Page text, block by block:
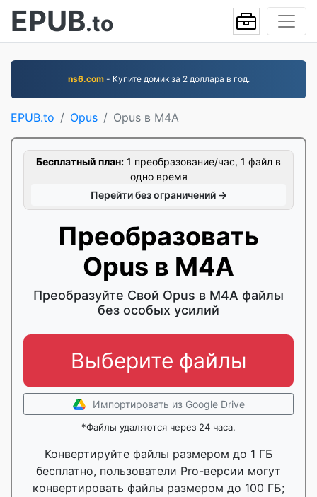
EPUB.to
ns6.com- Купите домик за 2 доллара в год.
EPUB.to Opus Opus в M4A
Бесплатный план: 1 преобразование/час, 1 файл в
одно время
Перейти без ограничений →
Преобразовать
Opus в M4A
Преобразуйте Свой Opus в M4A файлы
без особых усилий
Выберите файлы
Импортировать из Google Drive
*Файлы удаляются через 24 часа.
Конвертируйте файлы размером до 1 ГБ
бесплатно, пользователи Pro-версии могут
конвертировать файлы размером до 100 ГБ;